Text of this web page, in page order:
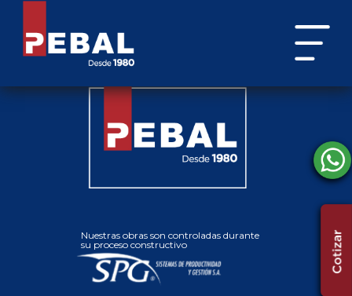
Nuestras obras son controladas durante
su proceso constructivo